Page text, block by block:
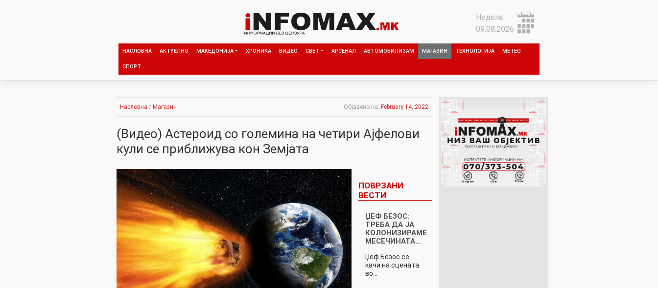
Недела
09.08.2026
НАСЛОВНА АКТУЕЛНО МАКЕДОНИЈА ХРОНИКА ВИДЕО СВЕТ АРСЕНАЛ АВТОМОБИЛИЗАМ МАГАЗИН ТЕХНОЛОГИЈА МЕТЕО
СПОРТ
Насловна / Магазин Објавено на: February 14, 2022
(Видео) Астероид со големина на четири Ајфелови
кули се приближува кон Земјата
ПОВРЗАНИ
ВЕСТИ
ЏЕФ БЕЗОС:
ТРЕБА ДА ЈА
КОЛОНИЗИРАМЕ
МЕСЕЧИНАТА…
Џеф Безос се
качи на сцената
во…